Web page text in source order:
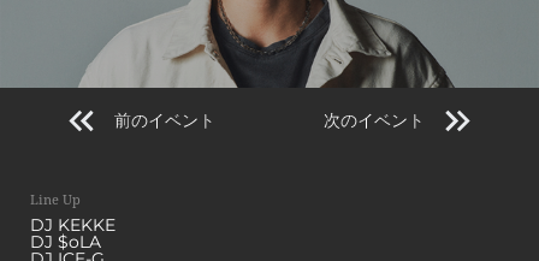
前のイベント 次のイベント
Line Up
DJ KEKKE
DJ $oLA